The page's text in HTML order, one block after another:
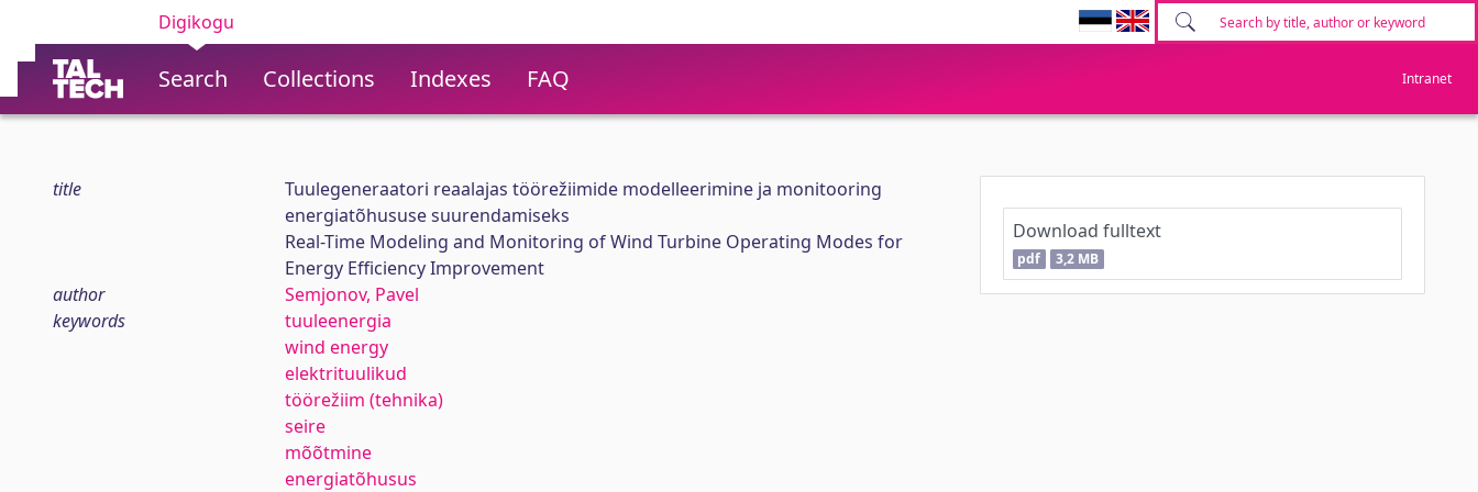
Digikogu
Search Collections Indexes FAQ Intranet
title
Tuulegeneraatori reaalajas töörežiimide modelleerimine ja monitooring
energiatõhususe suurendamiseks
Real-Time Modeling and Monitoring of Wind Turbine Operating Modes for
Energy Efficiency Improvement
author
Semjonov, Pavel
keywords
tuuleenergia
wind energy
elektrituulikud
töörežiim (tehnika)
seire
mõõtmine
energiatõhusus
Download fulltext
pdf 3,2 MB